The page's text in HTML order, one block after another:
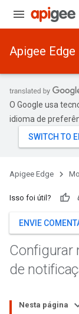
Apigee Edge
O Google usa
idioma de
Apigee Edge
Isso foi útil?
ENVIE
Configurar
de
Nesta página